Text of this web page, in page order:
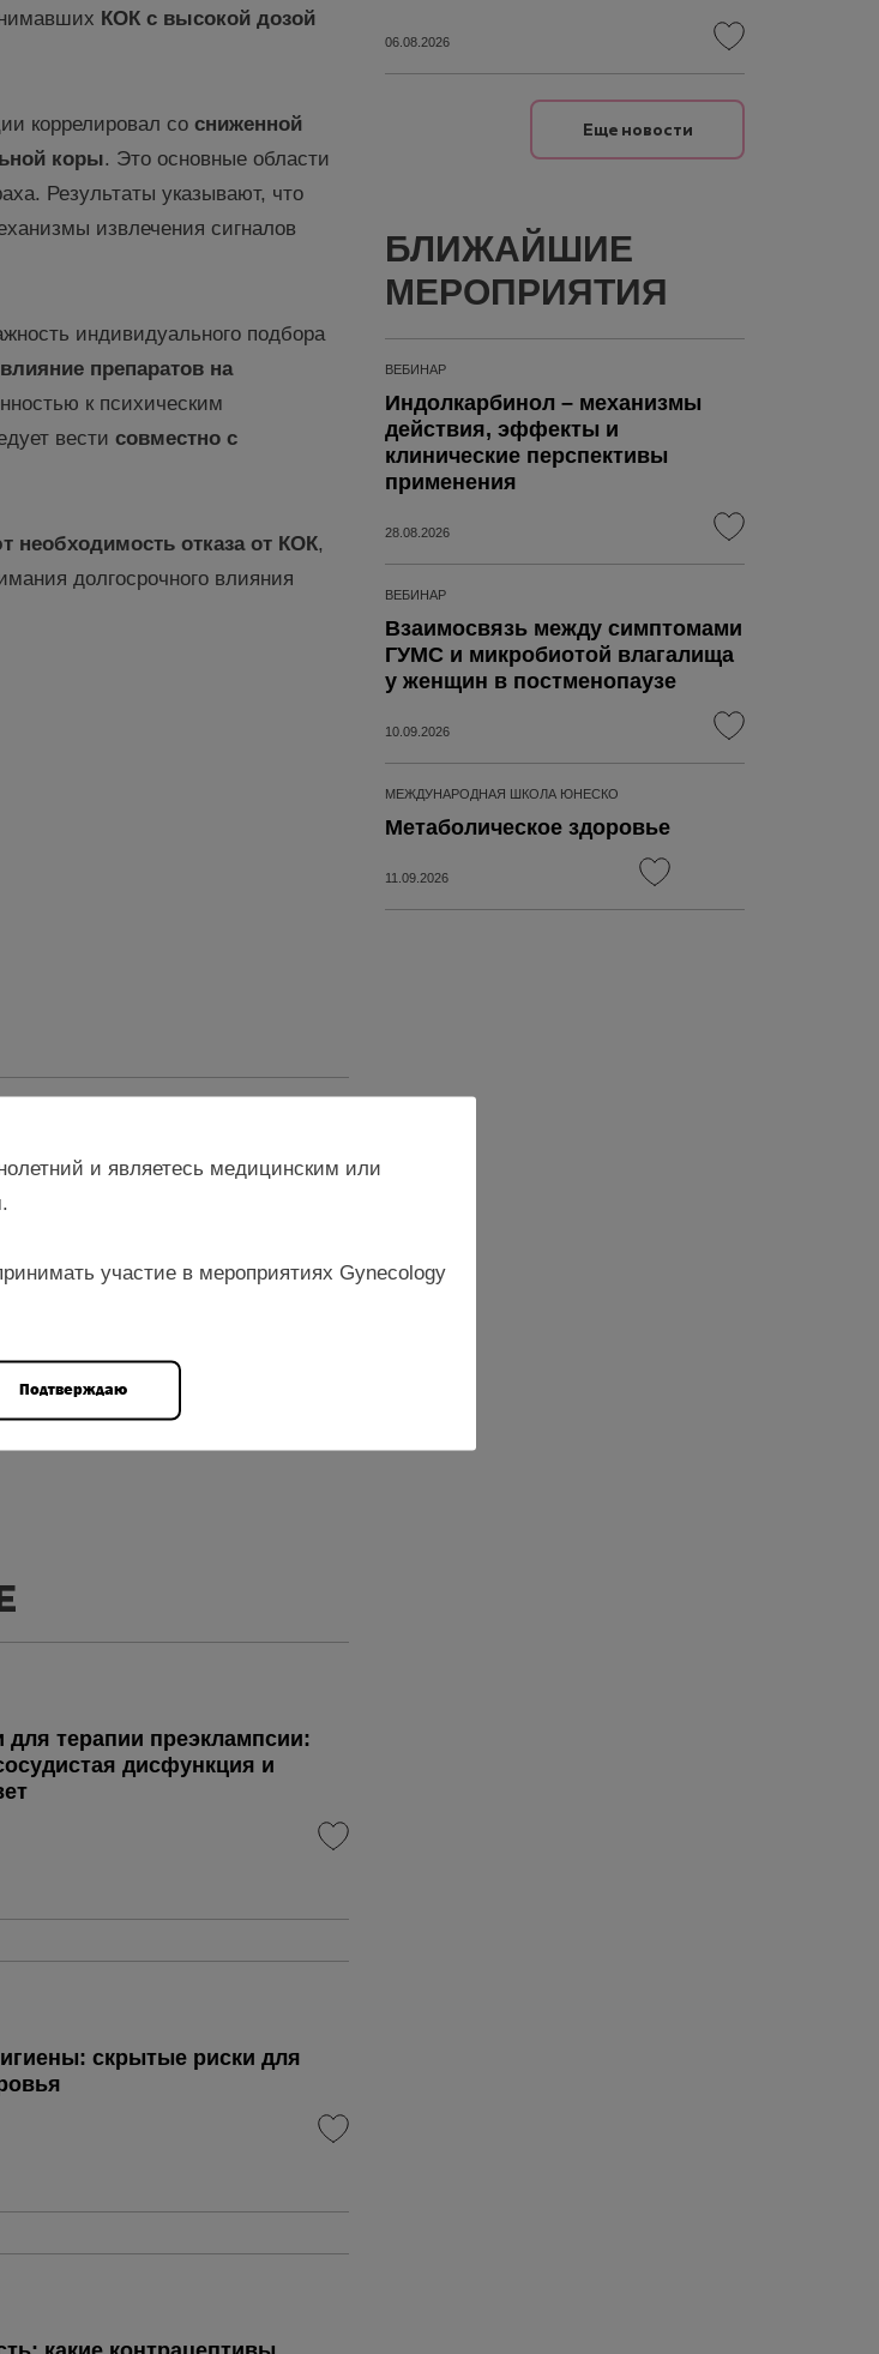
КОК с высокой дозой
коррелировал со сниженной
коры. Это основные области
Результаты указывают, что
извлечения сигналов
индивидуального подбора
влияние препаратов на
к психическим
вести совместно с
необходимость отказа от КОК,
долгосрочного влияния
терапии преэклампсии:
дисфункция и
скрытые риски для
06.08.2026
Еще новости
БЛИЖАЙШИЕ
МЕРОПРИЯТИЯ
ВЕБИНАР
Индолкарбинол – механизмы
действия, эффекты и
клинические перспективы
применения
28.08.2026
ВЕБИНАР
Взаимосвязь между симптомами
ГУМС и микробиотой влагалища
у женщин в постменопаузе
10.09.2026
МЕЖДУНАРОДНАЯ ШКОЛА ЮНЕСКО
Метаболическое здоровье
11.09.2026
и являетесь медицинским или
участие в мероприятиях Gynecology
Подтверждаю